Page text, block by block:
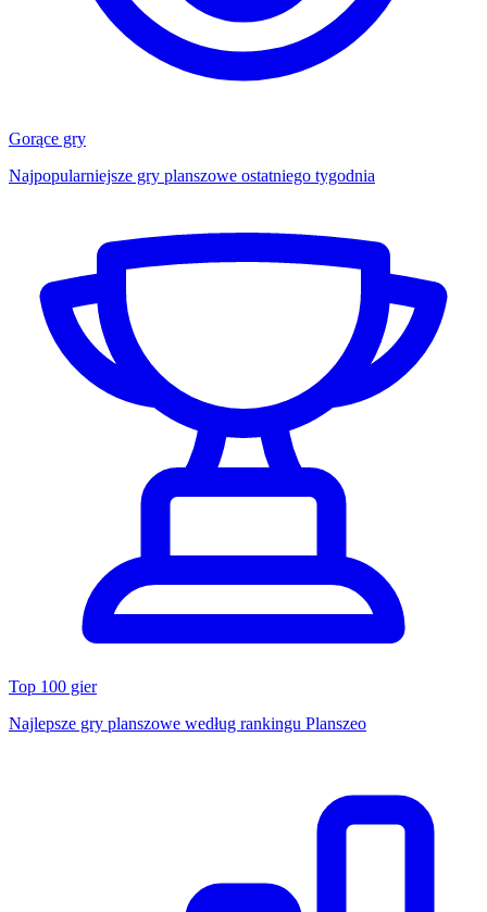
Gorące gry
Najpopularniejsze gry planszowe ostatniego tygodnia
Top 100 gier
Najlepsze gry planszowe według rankingu Planszeo